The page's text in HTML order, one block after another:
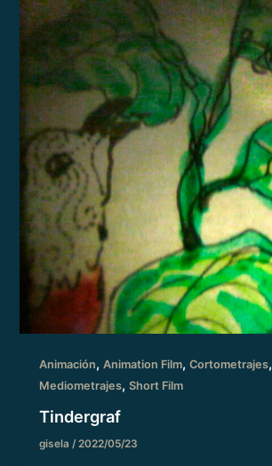
Animación,Animation Film,Cortometrajes,
Mediometrajes,Short Film
Tindergraf
gisela/2022/05/23